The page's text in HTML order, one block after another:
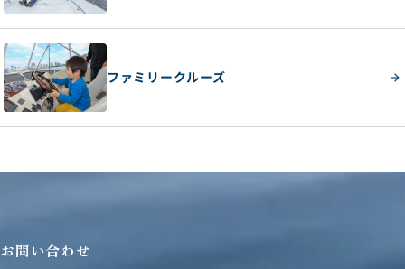
ファミリークルーズ
お問い合わせ